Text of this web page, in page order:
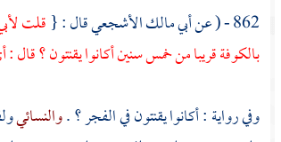
862 - ( عن
أبي مالك الأشجعيقال : {قلت
بالكوفةقريبا من خمس سنين أكانوا يقنتون ؟ قال
وفي رواية : أكانوا يقنتون في الفجر ؟ .والنسائي